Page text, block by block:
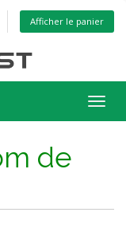
Afficher le panier
la
de